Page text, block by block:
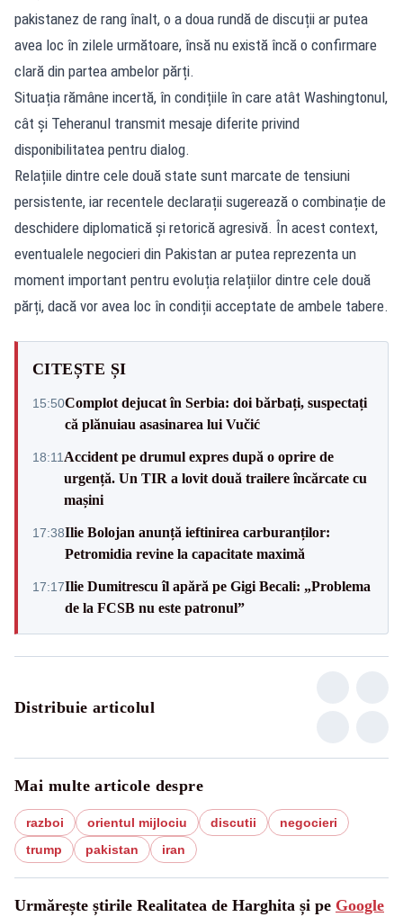
pakistanez de rang înalt, o a doua rundă de discuții ar putea
avea loc în zilele următoare, însă nu există încă o confirmare
clară din partea ambelor părți.
Situația rămâne incertă, în condițiile în care atât Washingtonul,
cât și Teheranul transmit mesaje diferite privind
disponibilitatea pentru dialog.
Relațiile dintre cele două state sunt marcate de tensiuni
persistente, iar recentele declarații sugerează o combinație de
deschidere diplomatică și retorică agresivă. În acest context,
eventualele negocieri din Pakistan ar putea reprezenta un
moment important pentru evoluția relațiilor dintre cele două
părți, dacă vor avea loc în condiții acceptate de ambele tabere.
CITEȘTE ȘI
15:50Complot dejucat în Serbia: doi bărbați, suspectați
că plănuiau asasinarea lui Vučić
18:11 Accident pe drumul expres după o oprire de
urgență. Un TIR a lovit două trailere încărcate cu
mașini
17:38Ilie Bolojan anunță ieftinirea carburanților:
Petromidia revine la capacitate maximă
17:17Ilie Dumitrescu îl apără pe Gigi Becali: „Problema
de la FCSB nu este patronul”
Distribuie articolul
Mai multe articole despre
razboi orientul mijlociu discutii
negocieri
trump
pakistan iran
Urmărește știrile Realitatea de Harghita și pe Google